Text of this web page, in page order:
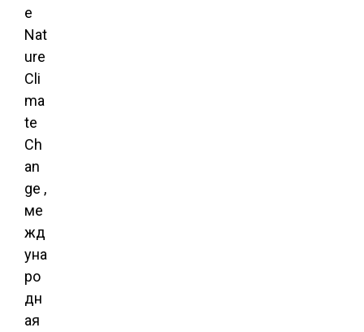
е
Nat
ure
Cli
ma
te
Ch
an
ge ,
ме
жд
уна
ро
дн
ая